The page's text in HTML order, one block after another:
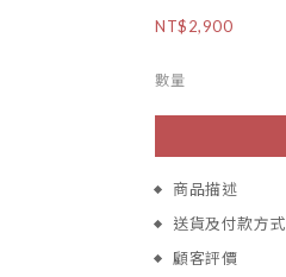
NT$2,900
數量
商品描述
送貨及付款方式
顧客評價